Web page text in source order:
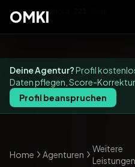
OMKI 2027
OMKI
Deine Agentur?Profil
Daten pflegen, Score-
Profil beanspruchen
Home Agenturen
Weitere
Leistungen